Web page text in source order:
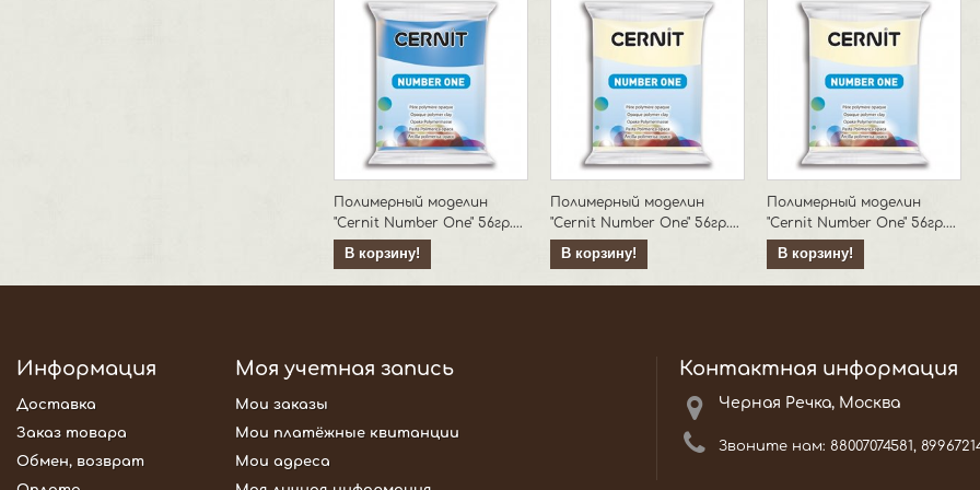
Полимерный моделин
"Cernit Number One" 56гр....
В корзину!
Полимерный моделин
"Cernit Number One" 56гр....
В корзину!
Полимерный моделин
"Cernit Number One" 56гр....
В корзину!
Информация
Доставка
Заказ товара
Обмен, возврат
Моя учетная запись
Мои заказы
Мои платёжные квитанции
Мои адреса
Контактная информация
Черная Речка, Москва
Звоните нам: 88007074581,